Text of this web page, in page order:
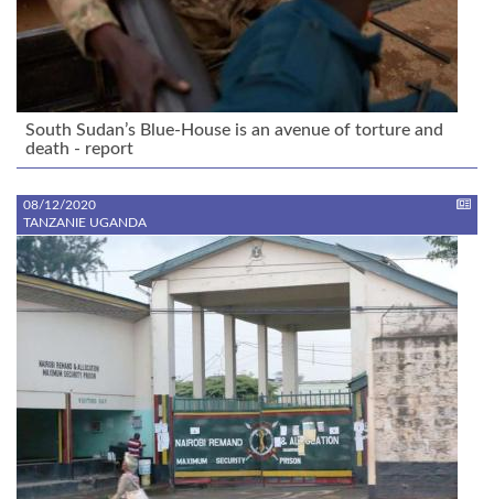
South Sudan’s Blue-House is an avenue of torture and
death - report
08/12/2020
TANZANIE UGANDA